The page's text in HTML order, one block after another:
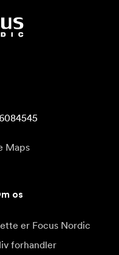
Maps
os
er Focus Nordic
forhandler